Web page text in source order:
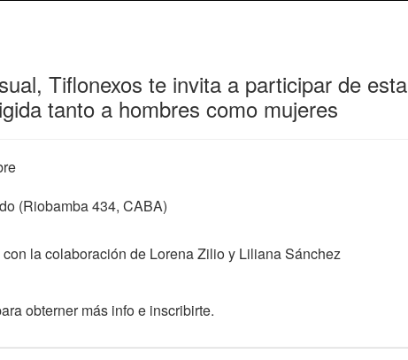
Tiflonexos te invita a participar de esta
tanto a hombres como mujeres
(Riobamba 434, CABA)
la colaboración de Lorena Zilio y Liliana Sánchez
obterner más info e inscribirte.